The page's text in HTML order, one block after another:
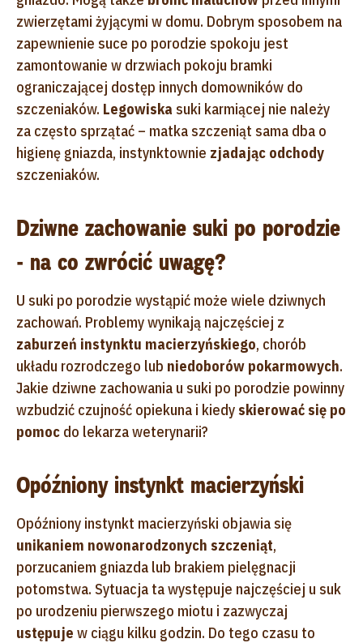
zwierzętami żyjącymi w domu. Dobrym sposobem na
zapewnienie suce po porodzie spokoju jest
zamontowanie w drzwiach pokoju bramki
ograniczającej dostęp innych domowników do
szczeniaków. Legowiska suki karmiącej nie należy
za często sprzątać – matka szczeniąt sama dba o
higienę gniazda, instynktownie zjadając odchody
szczeniaków.
Dziwne zachowanie suki po porodzie
- na co zwrócić uwagę?
U suki po porodzie wystąpić może wiele dziwnych
zachowań. Problemy wynikają najczęściej z
zaburzeń instynktu macierzyńskiego, chorób
układu rozrodczego lub niedoborów pokarmowych.
Jakie dziwne zachowania u suki po porodzie powinny
wzbudzić czujność opiekuna i kiedyskierować się po
pomoc do lekarza weterynarii?
Opóźniony instynkt macierzyński
Opóźniony instynkt macierzyński objawia się
unikaniem nowonarodzonych szczeniąt,
porzucaniem gniazda lub brakiem pielęgnacji
potomstwa. Sytuacja ta występuje najczęściej u suk
po urodzeniu pierwszego miotu i zazwyczaj
ustępuje w ciągu kilku godzin. Do tego czasu to